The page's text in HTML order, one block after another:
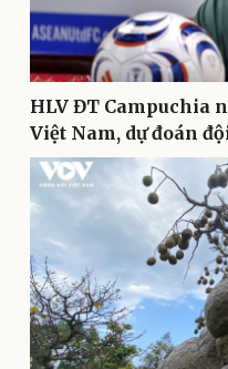
Phòng mạch online
Ăn sạch sống khỏe
HLV ĐT Campuchia
Việt Nam, dự đoán